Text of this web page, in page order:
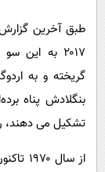
۲۰۱۷ به
گریخته و به
تشکیل می دهند،